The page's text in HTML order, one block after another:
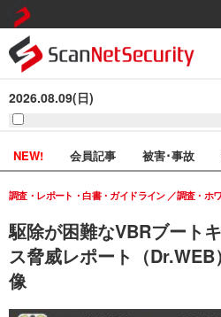
2026.08.09(日)
NEW! 会員記事 被害･事故
駆除が困難なVBRブート
ス脅威レポート（
像
調査・レポート・白書・ガイドライン 調査・ホ